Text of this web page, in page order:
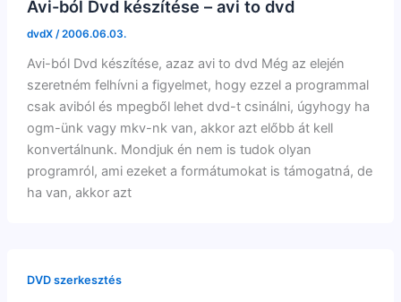
Avi-ból Dvd készítése – avi to dvd
dvdX /2006.06.03.
Avi-ból Dvd készítése, azaz avi to dvd Még az elején
szeretném felhívni a figyelmet, hogy ezzel a programmal
csak aviból és mpegből lehet dvd-t csinálni, úgyhogy ha
ogm-ünk vagy mkv-nk van, akkor azt előbb át kell
konvertálnunk. Mondjuk én nem is tudok olyan
programról, ami ezeket a formátumokat is támogatná, de
ha van, akkor azt
DVD szerkesztés